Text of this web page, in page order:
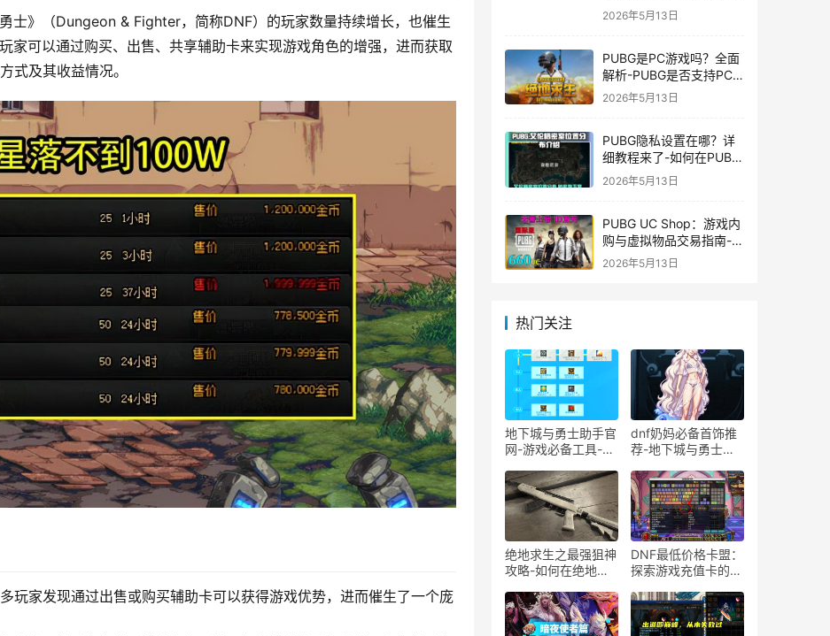
士》（Dungeon & Fighter，简称DNF）的玩家数量持续增长，也催生
家可以通过购买、出售、共享辅助卡来实现游戏角色的增强，进而获取
式及其收益情况。
玩家发现通过出售或购买辅助卡可以获得游戏优势，进而催生了一个庞
PUBG Tool实现120帧流
畅游戏
2026年5月13日
PUBG是PC游戏吗？全面
解析-PUBG是否支持PC
平台及游戏玩法介绍
2026年5月13日
PUBG隐私设置在哪？详
细教程来了-如何在PUBG
中设置隐私选项保护个人
2026年5月13日
PUBG UC Shop：游戏内
购与虚拟物品交易指南-
PUBG UC Shop如何购买
2026年5月13日
热门关注
地下城与勇士助手官
网-游戏必备工具-地
官网下载
dnf奶妈必备首饰推
荐-地下城与勇士奶
绝地求生之最强狙神
攻略-如何在绝地求
DNF最低价格卡盟：
探索游戏充值卡的超
值卡盟价格对比与优
惠攻略